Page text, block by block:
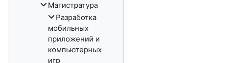
Магистратура
Разработка
мобильных
приложений и
компьютерных
игр